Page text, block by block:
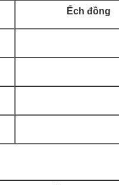
Ếch đồng